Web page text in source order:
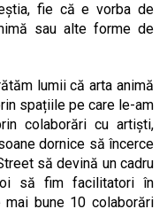
fie că e vorba de
sau alte forme de
lumii că arta animă
spațiile pe care le-am
colaborări cu artiști,
dornice să încerce
să devină un cadru
să fim facilitatori în
mai bune 10 colaborări